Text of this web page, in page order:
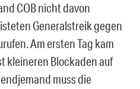
COB nicht davon
Generalstreik gegen
Am ersten Tag kam
kleineren Blockaden auf
muss die